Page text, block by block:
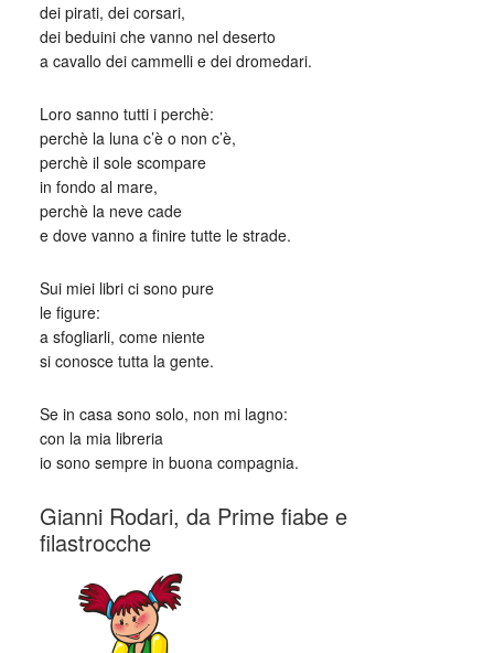
dei pirati, dei corsari,
dei beduini che vanno nel deserto
a cavallo dei cammelli e dei dromedari.
Loro sanno tutti i perchè:
perchè la luna c’è o non c’è,
perchè il sole scompare
in fondo al mare,
perchè la neve cade
e dove vanno a finire tutte le strade.
Sui miei libri ci sono pure
le figure:
a sfogliarli, come niente
si conosce tutta la gente.
Se in casa sono solo, non mi lagno:
con la mia libreria
io sono sempre in buona compagnia.
Gianni Rodari, da Prime fiabe e
filastrocche